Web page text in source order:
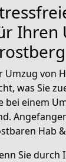
Ihren
Umzug von
was Sie
bei einem
Hab
Sie durch